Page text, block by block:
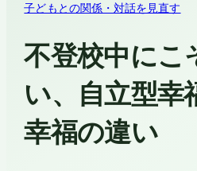
子どもとの関係・対話を見直す
不登校中にこ
い、自立型幸
幸福の違い